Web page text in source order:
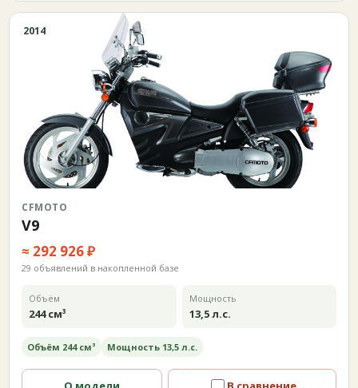
2014
CFMOTO
V9
≈ 292 926 ₽
29 объявлений в накопленной базе
Объём
244 см³
Мощность
13,5 л.с.
Объём 244 см³ Мощность 13,5 л.с.